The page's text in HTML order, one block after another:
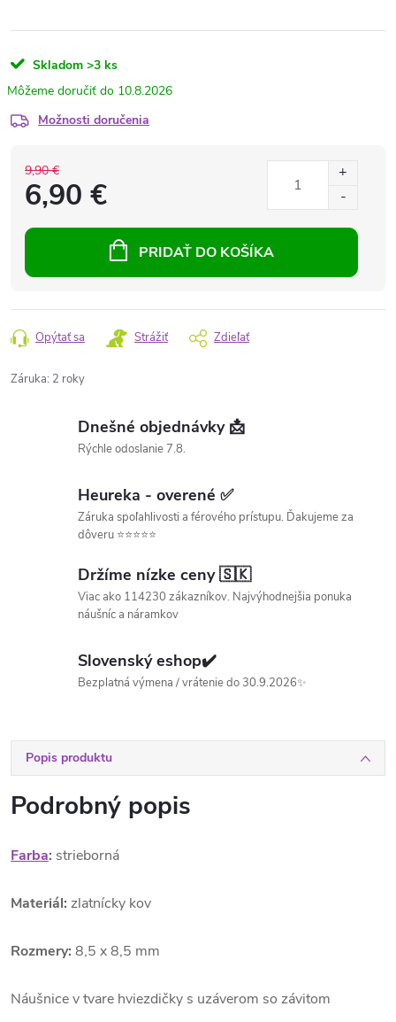
Skladom >3 ks
10.8.2026
Možnosti doručenia
9,90 €
6,90 €
PRIDAŤ DO KOŠÍKA
Opýtať sa Strážiť Zdieľať
Záruka: 2 roky
Dnešné objednávky 📩
Rýchle odoslanie 7.8.
Heureka - overené ✅
Záruka spoľahlivosti a férového prístupu. Ďakujeme za
dôveru ⭐⭐⭐⭐⭐
Držíme nízke ceny 🇸🇰
Viac ako 114230 zákazníkov. Najvýhodnejšia ponuka
náušníc a náramkov
Slovenský eshop✔️
Bezplatná výmena / vrátenie do 30.9.2026✨
Popis produktu
Podrobný popis
Farba: strieborná
Materiál: zlatnícky kov
Rozmery: 8,5 x 8,5 mm
Náušnice v tvare hviezdičky s uzáverom so závitom